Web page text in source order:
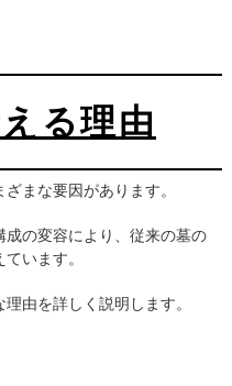
える理由
まな要因があります。
の変容により、従来の墓の
います。
由を詳しく説明します。